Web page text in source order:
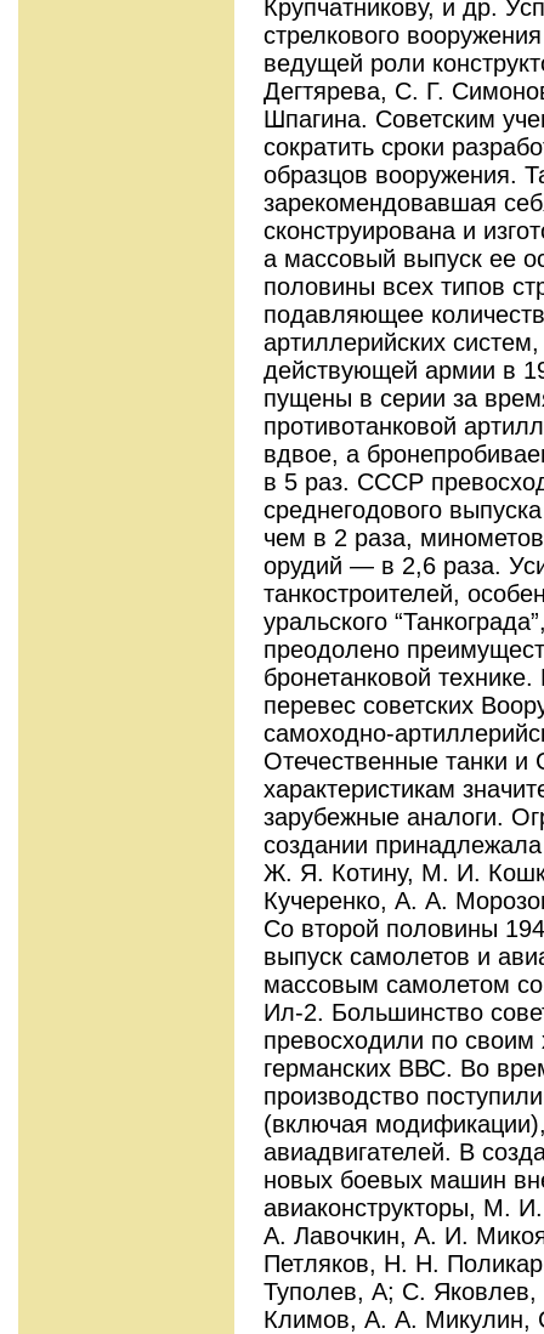
Крупчатникову, и др.
стрелкового
ведущей роли
Дегтярева, С. Г.
Шпагина. Советским
сократить сроки
образцов вооружения.
зарекомендовавшая
сконструирована и
а массовый выпуск ее
половины всех типов
подавляющее
артиллерийских
действующей армии в
пущены в серии за
противотанковой
вдвое, а
в 5 раз. СССР
среднегодового
чем в 2 раза,
орудий — в 2,6 раза.
танкостроителей,
уральского
преодолено
бронетанковой
перевес советских
самоходно-
Отечественные танки
характеристикам
зарубежные аналоги.
создании
Ж. Я. Котину, М. И.
Кучеренко, А. А.
Со второй половины
выпуск самолетов и
массовым самолетом
Ил-2. Большинство
превосходили по своим
германских ВВС. Во
производство
(включая
авиадвигателей. В
новых боевых машин
авиаконструкторы, М.
А. Лавочкин, А. И.
Петляков, Н. Н.
Туполев, А; С. Яковлев,
Климов, А. А. Микулин,